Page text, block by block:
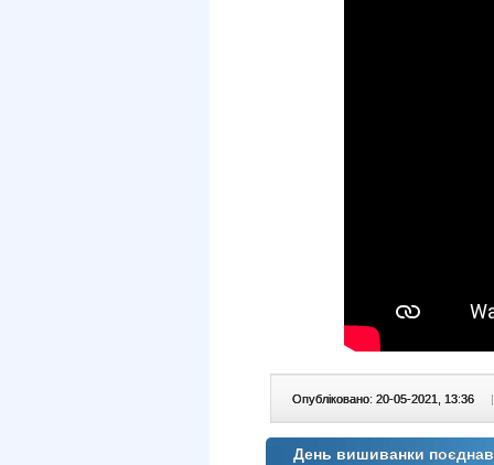
Опубліковано: 20-05-2021, 13:36 |
День вишиванки